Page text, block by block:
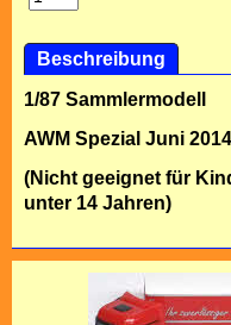
Beschreibung
1/87 Sammlermodell
AWM Spezial Juni 2014
(Nicht geeignet für
unter 14 Jahren)